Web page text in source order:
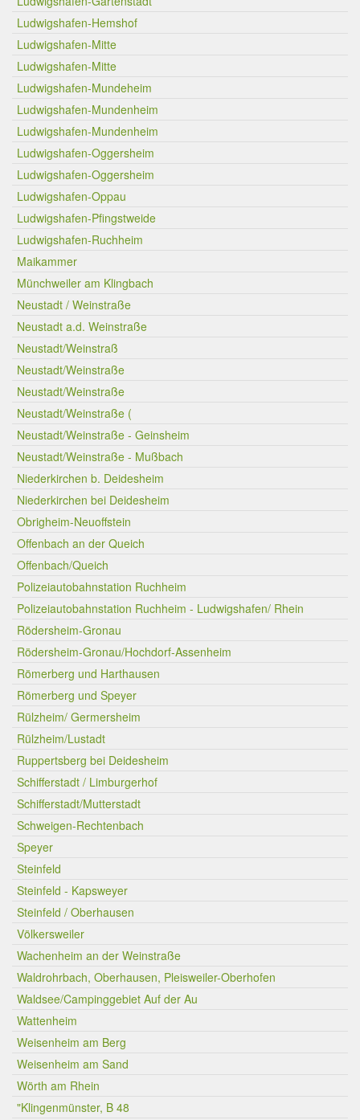
Ludwigshafen-Hemshof
Ludwigshafen-Mitte
Ludwigshafen-Mitte
Ludwigshafen-Mundeheim
Ludwigshafen-Mundenheim
Ludwigshafen-Mundenheim
Ludwigshafen-Oggersheim
Ludwigshafen-Oggersheim
Ludwigshafen-Oppau
Ludwigshafen-Pfingstweide
Ludwigshafen-Ruchheim
Maikammer
Münchweiler am Klingbach
Neustadt / Weinstraße
Neustadt a.d. Weinstraße
Neustadt/Weinstraß
Neustadt/Weinstraße
Neustadt/Weinstraße
Neustadt/Weinstraße (
Neustadt/Weinstraße - Geinsheim
Neustadt/Weinstraße - Mußbach
Niederkirchen b. Deidesheim
Niederkirchen bei Deidesheim
Obrigheim-Neuoffstein
Offenbach an der Queich
Offenbach/Queich
Polizeiautobahnstation Ruchheim
Polizeiautobahnstation Ruchheim - Ludwigshafen/ Rhein
Rödersheim-Gronau
Rödersheim-Gronau/Hochdorf-Assenheim
Römerberg und Harthausen
Römerberg und Speyer
Rülzheim/ Germersheim
Rülzheim/Lustadt
Ruppertsberg bei Deidesheim
Schifferstadt / Limburgerhof
Schifferstadt/Mutterstadt
Schweigen-Rechtenbach
Speyer
Steinfeld
Steinfeld - Kapsweyer
Steinfeld / Oberhausen
Völkersweiler
Wachenheim an der Weinstraße
Waldrohrbach, Oberhausen, Pleisweiler-Oberhofen
Waldsee/Campinggebiet Auf der Au
Wattenheim
Weisenheim am Berg
Weisenheim am Sand
Wörth am Rhein
"Klingenmünster, B 48